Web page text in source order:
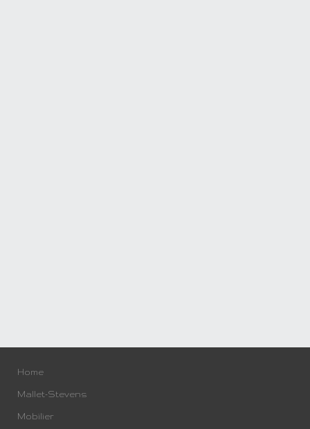
Home
Mallet-Stevens
Mobilier